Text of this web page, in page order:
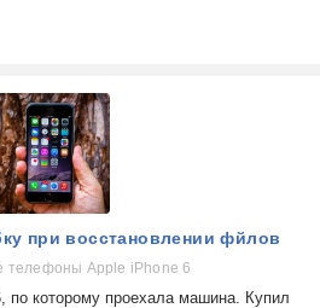
при восстановлении фйлов
телефоны Apple iPhone 6
по которому проехала машина. Купил